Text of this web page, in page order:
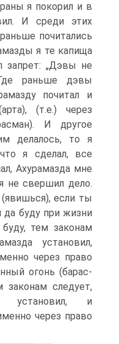
я покорил и в
И среди этих
почитались
я те капища
запрет: „Дэвы не
раньше дэвы
почитал и
(т.е.) через
И другое
делалось, то я
я сделал, все
Ахурамазда мне
не свершил дело.
если ты
буду при жизни
тем законам
установил,
через право
огонь (барас­
следует,
уста­новил, и
через право